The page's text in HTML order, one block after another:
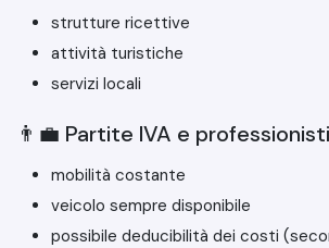
strutture ricettive
attività turistiche
servizi locali
👨‍💼 Partite IVA e professionisti
mobilità costante
veicolo sempre disponibile
possibile deducibilità dei costi